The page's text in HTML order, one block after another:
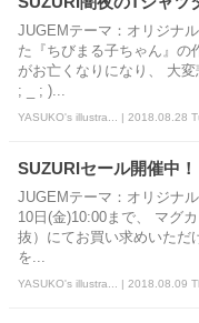
JUGEMテーマ：オリジナ
た『ちびまる子ちゃん』の
がお亡くなりになり、 大
; _ ; )...
YASUKO's illustra... | 2018.08.28
SUZURIセール開催中！
JUGEMテーマ：オリジナ
10日(金)10:00まで、 マグ
抜）にてお買い求めいただ
を...
YASUKO's illustra... | 2018.08.09